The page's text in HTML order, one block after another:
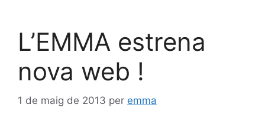
L’EMMA estrena
nova web !
1 de maig de 2013 per emma